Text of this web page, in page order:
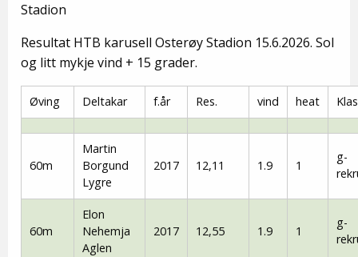
Stadion
Resultat HTB karusell Osterøy Stadion 15.6.2026. Sol
og litt mykje vind + 15 grader.
Øving Deltakar f.år Res. vind heat
60m
Martin
Borgund
Lygre
2017 12,11 1.9 1
g-
60m
Elon
Nehemja
Aglen
2017 12,55 1.9 1
g-